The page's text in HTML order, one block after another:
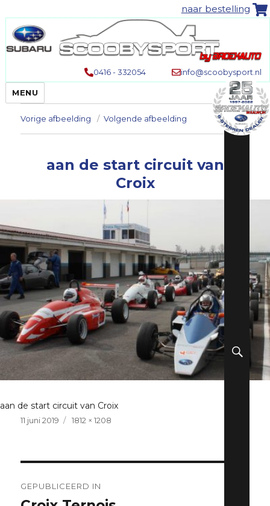
naar bestelling
0416 - 332054 info@scoobysport.nl
MENU
Vorige afbeelding Volgende afbeelding
aan de start circuit van
Croix
aan de start circuit van Croix
Geplaatst
11 juni 2019
Volledige
1812 × 1208
GEPUBLICEERD IN